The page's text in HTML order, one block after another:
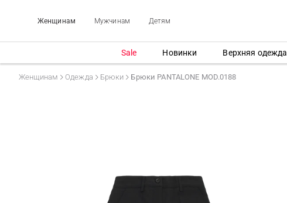
Женщинам Мужчинам Детям
Sale Новинки Верхняя одежда
Женщинам Одежда Брюки Брюки PANTALONE MOD.0188